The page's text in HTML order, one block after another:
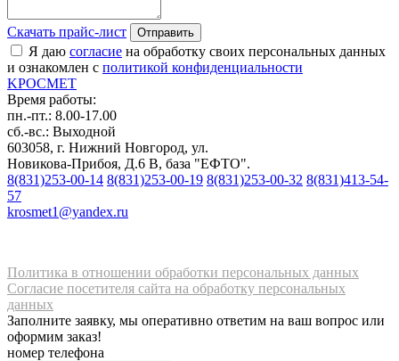
Скачать прайс-лист Отправить
Я даю согласие на обработку своих персональных данных
и ознакомлен с политикой конфиденциальности
KРОСМЕТ
Время работы:
пн.-пт.: 8.00-17.00
сб.-вс.: Выходной
603058, г. Нижний Новгород, ул.
Новикова-Прибоя, Д.6 В, база "ЕФТО".
8(831)253-00-14 8(831)253-00-19 8(831)253-00-32 8(831)413-54-
57
krosmet1@yandex.ru
Политика в отношении обработки персональных данных
Согласие посетителя сайта на обработку персональных
данных
Заполните заявку, мы оперативно ответим на ваш вопрос или
оформим заказ!
номер телефона